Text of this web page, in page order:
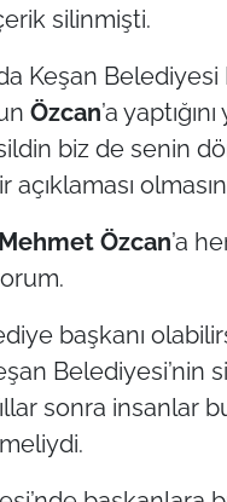
silinmişti.
Keşan Belediyesi
Özcan’a
biz de senin
Mehmet Özcan’a
başkanı
Belediyesi’nin
sonra insanlar